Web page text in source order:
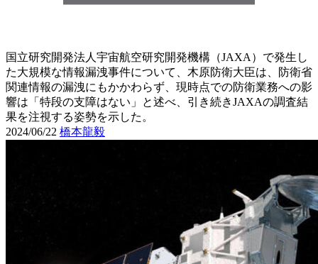
国立研究開発法人宇宙航空研究開発機構（JAXA）で発生し
た大規模な情報漏洩事件について、木原防衛大臣は、防衛省
関連情報の漏洩にもかかわらず、現時点での防衛業務への影
響は「特段の支障はない」と述べ、引き続きJAXAの調査結
果を注視する姿勢を示した。
2024/06/22 橋本龍毅